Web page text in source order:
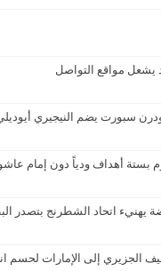
يشعل مواقع التواصل
سبورت يضم النيجيري
بستة أهداف ودياً دون إمام
الجزيري إلى الإمارات لحسم